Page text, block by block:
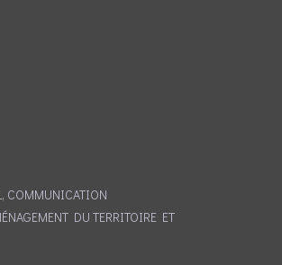
COMMUNICATION
DU TERRITOIRE ET